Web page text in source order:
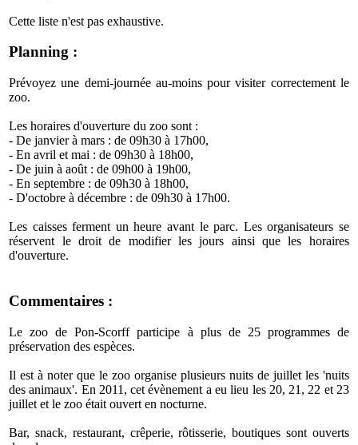
Cette liste n'est pas exhaustive.
Planning :
Prévoyez une demi-journée au-moins pour visiter correctement le
zoo.
Les horaires d'ouverture du zoo sont :
- De janvier à mars : de 09h30 à 17h00,
- En avril et mai : de 09h30 à 18h00,
- De juin à août : de 09h00 à 19h00,
- En septembre : de 09h30 à 18h00,
- D'octobre à décembre : de 09h30 à 17h00.
Les caisses ferment un heure avant le parc. Les organisateurs se
réservent le droit de modifier les jours ainsi que les horaires
d'ouverture.
Commentaires :
Le zoo de Pon-Scorff participe à plus de 25 programmes de
préservation des espèces.
Il est à noter que le zoo organise plusieurs nuits de juillet les 'nuits
des animaux'. En 2011, cet évènement a eu lieu les 20, 21, 22 et 23
juillet et le zoo était ouvert en nocturne.
Bar, snack, restaurant, crêperie, rôtisserie, boutiques sont ouverts